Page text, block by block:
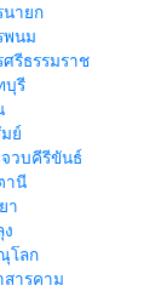
นายก
พนม
รีธรรมราช
บุรี
ย์
วบคีรีขันธ์
านี
า
โลก
ารคาม